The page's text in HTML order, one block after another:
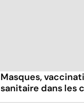
Masques,
sanitaire dans les